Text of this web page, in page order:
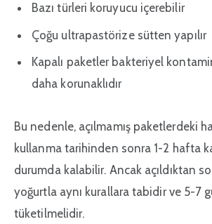
Bazı türleri koruyucu içerebilir
Çoğu ultrapastörize sütten yapılır
Kapalı paketler bakteriyel
daha korunaklıdır
Bu nedenle, açılmamış paketlerdeki
kullanma tarihinden sonra 1-2 hafta
durumda kalabilir. Ancak açıldıktan
yoğurtla aynı kurallara tabidir ve 5-7
tüketilmelidir.